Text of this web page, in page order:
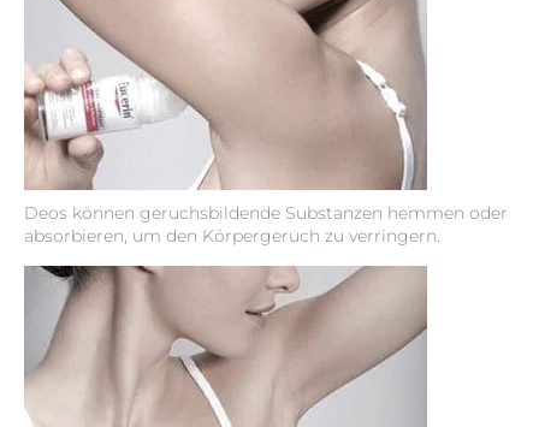
Deos können geruchsbildende Substanzen hemmen oder
absorbieren, um den Körpergeruch zu verringern.